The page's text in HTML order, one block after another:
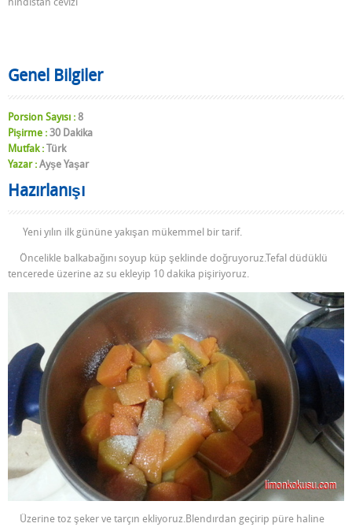
Genel Bilgiler
Porsion Sayısı : 8
Pişirme : 30 Dakika
Mutfak : Türk
Yazar : Ayşe Yaşar
Hazırlanışı
Yeni yılın ilk gününe yakışan mükemmel bir tarif.
Öncelikle balkabağını soyup küp şeklinde doğruyoruz.Tefal düdüklü
tencerede üzerine az su ekleyip 10 dakika pişiriyoruz.
Üzerine toz şeker ve tarçın ekliyoruz.Blendırdan geçirip püre haline